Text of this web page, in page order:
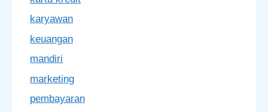
karyawan
keuangan
mandiri
marketing
pembayaran